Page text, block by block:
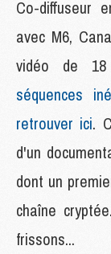
Co-diffuseur
avec M6,
vidéo de
séquences
retrouver ici.
d'un
dont un
chaîne
frissons...